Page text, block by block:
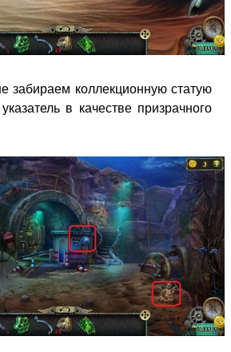
забираем коллекционную статую
в качестве призрачного